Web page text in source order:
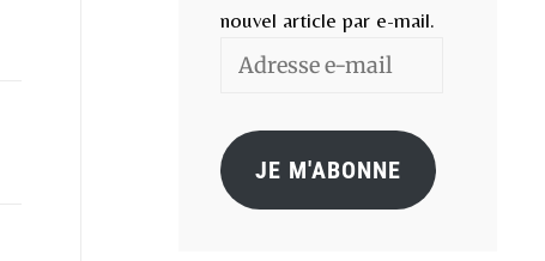
nouvel article par e-mail.
Adresse
mail
JE M'ABONNE